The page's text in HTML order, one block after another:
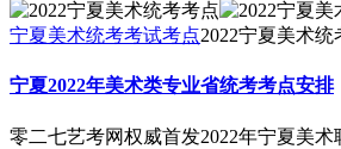
宁夏美术统考考试考点2022宁夏美术统
宁夏2022年美术类专业省统考考点安排
零二七艺考网权威首发2022年宁夏美